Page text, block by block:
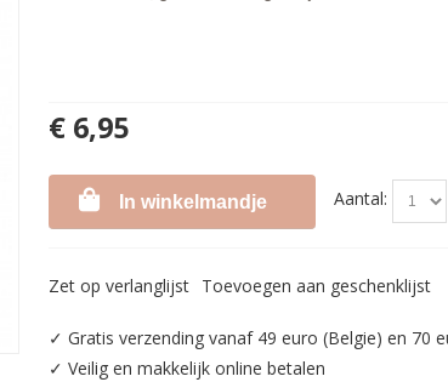
€ 6,95
Aantal:
In winkelmandje
Zet op verlanglijst Toevoegen aan geschenklijst
✓ Gratis verzending vanaf 49 euro (Belgie) en 70
✓ Veilig en makkelijk online betalen